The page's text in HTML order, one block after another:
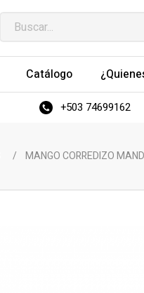
Catálogo
+503 74699162
/ MANGO CORREDIZO